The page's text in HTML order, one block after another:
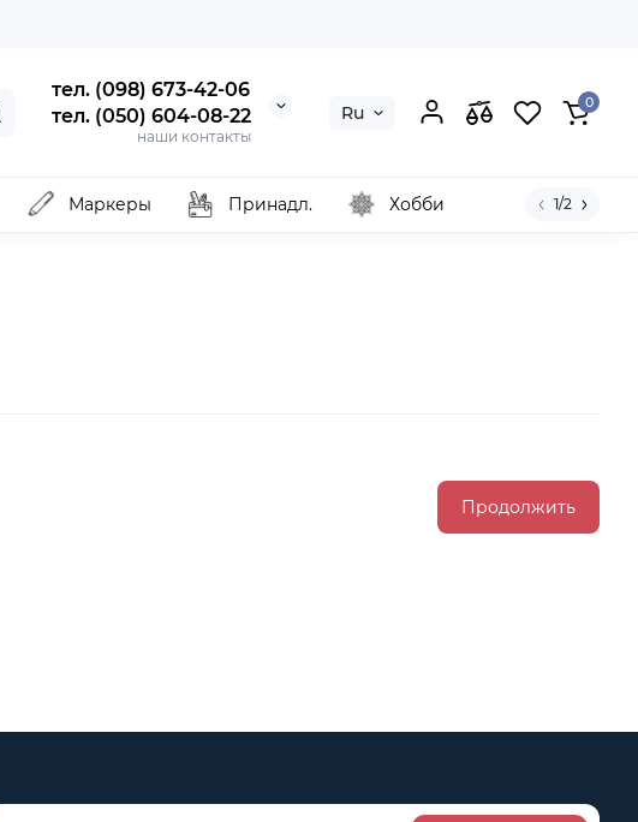
тел. (098) 673-42-06
тел. (050) 604-08-22
наши контакты
Ru 0
Маркеры Принадл. Хобби 1/2
Продолжить